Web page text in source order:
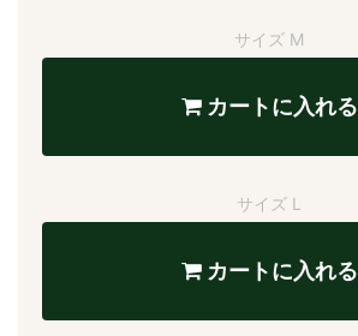
サイズ M
カートに入れる
サイズ L
カートに入れる